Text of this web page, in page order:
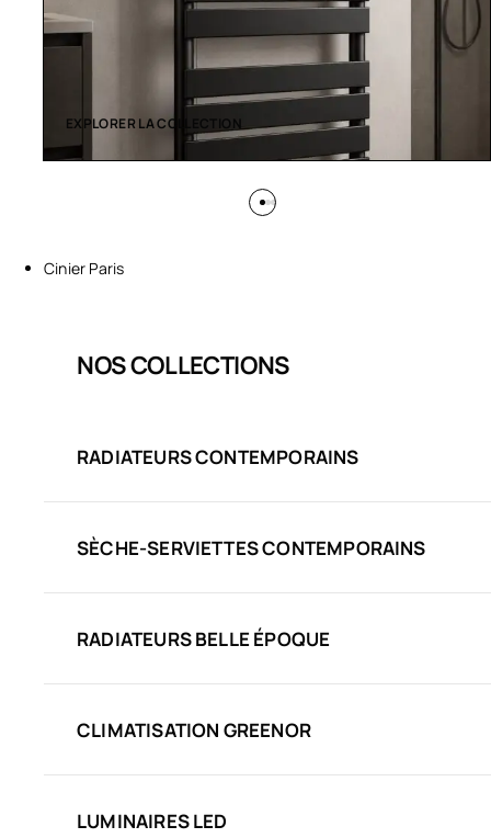
EXPLORER LA COLLECTION
Cinier Paris
NOS COLLECTIONS
RADIATEURS CONTEMPORAINS
SÈCHE-SERVIETTES CONTEMPORAINS
RADIATEURS BELLE ÉPOQUE
CLIMATISATION GREENOR
LUMINAIRES LED